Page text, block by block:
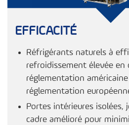
EFFICACITÉ
Réfrigérants naturels à
refroidissement élevée en
réglementation américaine
réglementation
Portes intérieures isolées,
cadre amélioré pour